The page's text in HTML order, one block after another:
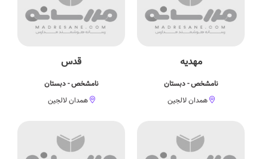
مهدیه
نامشخص - دبستان
همدان لالجین
قدس
نامشخص - دبستان
همدان لالجین